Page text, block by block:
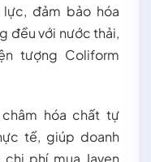
đảm bảo hóa
đều với nước thải,
tượng Coliform
hóa chất tự
tế, giúp doanh